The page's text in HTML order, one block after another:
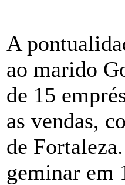
A
ao marido
de 15
as vendas,
de
geminar em